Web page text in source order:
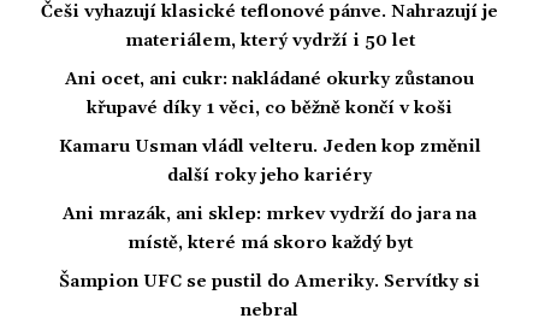
Češi vyhazují klasické teflonové pánve. Nahrazují je
materiálem, který vydrží i 50 let
Ani ocet, ani cukr: nakládané okurky zůstanou
křupavé díky 1 věci, co běžně končí v koši
Kamaru Usman vládl velteru. Jeden kop změnil
další roky jeho kariéry
Ani mrazák, ani sklep: mrkev vydrží do jara na
místě, které má skoro každý byt
Šampion UFC se pustil do Ameriky. Servítky si
nebral